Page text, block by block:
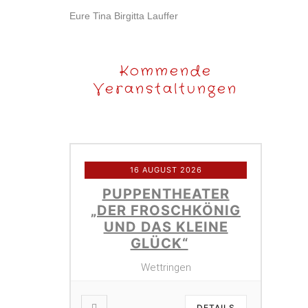
Eure Tina Birgitta Lauffer
Kommende
Veranstaltungen
16 AUGUST 2026
PUPPENTHEATER
„DER FROSCHKÖNIG
UND DAS KLEINE
GLÜCK“
Wettringen